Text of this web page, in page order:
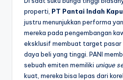
properti, PT Pantai Indah
justru menunjukkan performa
mereka pada pengembangan
eksklusif membuat target pasar
daya beli yang tinggi. PANI
sebuah emiten memiliki unique
kuat, mereka bisa lepas dari